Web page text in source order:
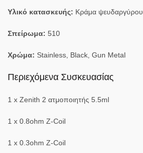
Υλικό κατασκευής: Κράμα ψευδαργύρου
Σπείρωμα: 510
Χρώμα: Stainless, Black, Gun Metal
Περιεχόμενα Συσκευασίας
1 x Zenith 2 ατμοποιητής 5.5ml
1 x 0.8ohm Z-Coil
1 x 0.3ohm Z-Coil